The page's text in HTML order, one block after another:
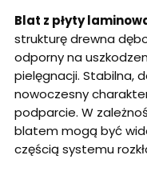
Blat z płyty
strukturę drewna
odporny na
pielęgnacji. Stabilna,
nowoczesny
podparcie. W
blatem mogą być
częścią systemu